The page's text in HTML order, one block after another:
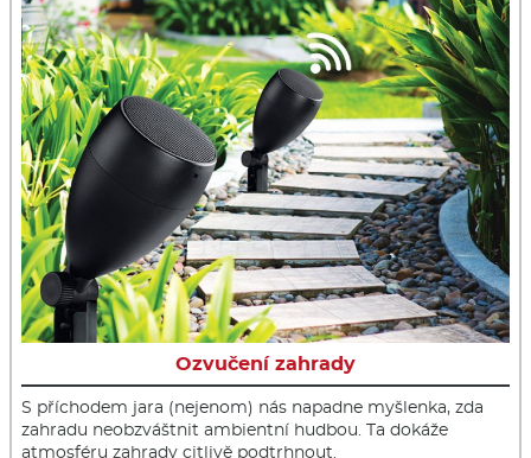
Ozvučení zahrady
S příchodem jara (nejenom) nás napadne myšlenka, zda
zahradu neobzváštnit ambientní hudbou. Ta dokáže
atmosféru zahrady citlivě podtrhnout.